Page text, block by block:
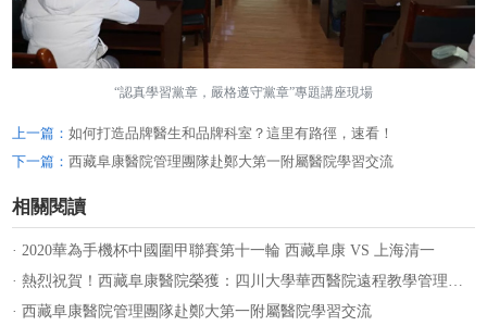
“認真學習黨章，嚴格遵守黨章”專題講座現場
上一篇： 如何打造品牌醫生和品牌科室？這里有路徑，速看！
下一篇： 西藏阜康醫院管理團隊赴鄭大第一附屬醫院學習交流
相關閱讀
· 2020華為手機杯中國圍甲聯賽第十一輪 西藏阜康 VS 上海清一
· 西藏阜康醫院管理團隊赴鄭大第一附屬醫院學習交流